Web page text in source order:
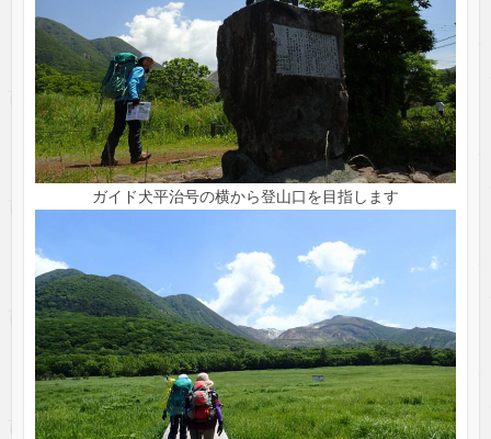
ガイド犬平治号の横から登山口を目指します